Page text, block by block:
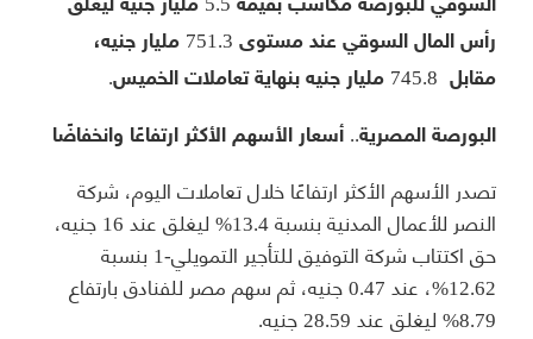
السوقي للبورصة مكاسب بقيمة 5.5 مليار جنيه ليغلق
رأس المال السوقي عند مستوى 751.3 مليار جنيه،
مقابل 745.8 مليار جنيه بنهاية تعاملات الخميس.
البورصة المصرية.. أسعار الأسهم الأكثر ارتفاعًا وانخفاضًا
تصدر الأسهم الأكثر ارتفاعًا خلال تعاملات اليوم، شركة
النصر للأعمال المدنية بنسبة 13.4% ليغلق عند 16 جنيه،
حق اكتتاب شركة التوفيق للتأجير التمويلي-1 بنسبة
12.62%، عند 0.47 جنيه، ثم سهم مصر للفنادق بارتفاع
8.79% ليغلق عند 28.59 جنيه.